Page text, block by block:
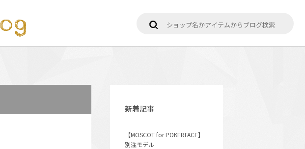
新着記事
【MOSCOT for POKERFACE】
別注モデル